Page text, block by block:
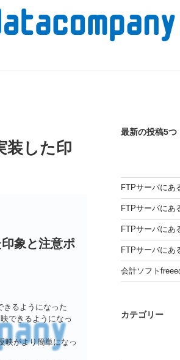
装した印
象と注意ポ
るようになった
できるようになっ
映がより簡単になっ
最新の投稿5つ
FTPサーバにあ
FTPサーバにあ
FTPサーバにあ
FTPサーバにあ
会計ソフト
カテゴリー